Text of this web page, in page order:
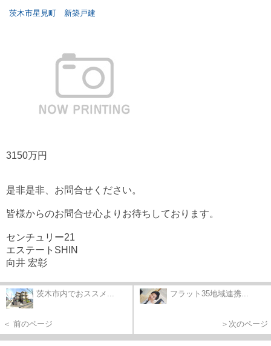
茨木市星見町 新築戸建
3150万円
是非是非、お問合せください。
皆様からのお問合せ心よりお待ちしております。
センチュリー21
エステートSHIN
向井 宏彰
茨木市内でおススメ...
＜ 前のページ
フラット35地域連携...
＞次のページ